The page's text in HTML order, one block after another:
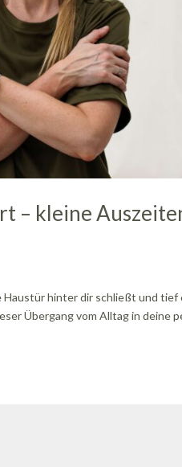
– kleine
Haustür hinter dir schließt und
Übergang vom Alltag in deine